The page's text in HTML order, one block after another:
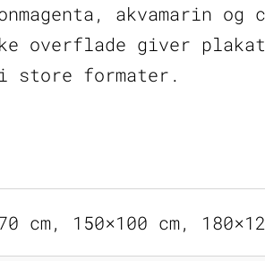
akvamarin
overflade giver
i store formater.
cm, 150×100 cm,